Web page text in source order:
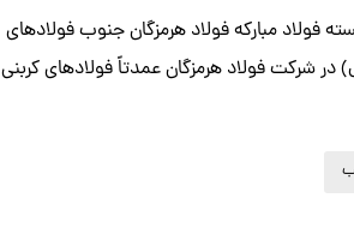
فولاد مبارکه فولاد هرمزگان جنوب فولادهای
در شرکت فولاد هرمزگان عمدتاً فولادهای کربنی